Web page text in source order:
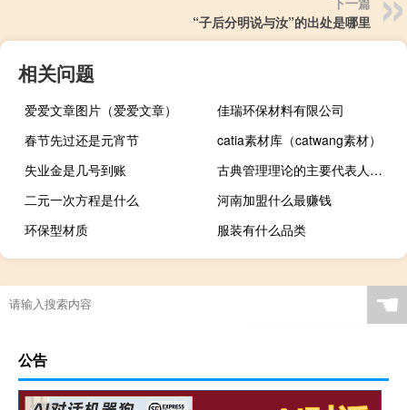
“子后分明说与汝”的出处是哪里
相关问题
爱爱文章图片（爱爱文章）
佳瑞环保材料有限公司
春节先过还是元宵节
catia素材库（catwang素材）
失业金是几号到账
古典管理理论的主要代表人物有哪些
二元一次方程是什么
河南加盟什么最赚钱
环保型材质
服装有什么品类
☚
公告